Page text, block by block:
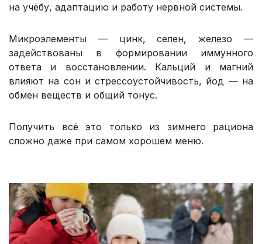
на учёбу, адаптацию и работу нервной системы.
Микроэлементы — цинк, селен, железо —
задействованы в формировании иммунного
ответа и восстановлении. Кальций и магний
влияют на сон и стрессоустойчивость, йод — на
обмен веществ и общий тонус.
Получить всё это только из зимнего рациона
сложно даже при самом хорошем меню.